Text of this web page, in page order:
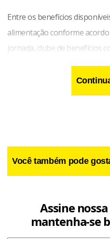
Entre os benefícios
alimentação conforme
jornada, clube de benefícios
estabelecimentos parceiros,
Você também pode
Assine
mantenha-se